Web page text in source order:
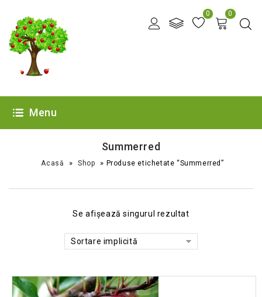
0 0
Menu
Summerred
Acasă » Shop » Produse etichetate “Summerred”
Se afișează singurul rezultat
Sortare implicită